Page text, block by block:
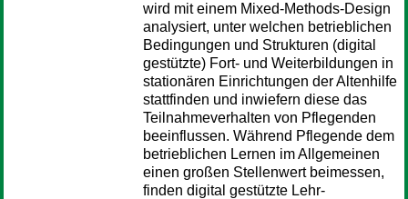
wird mit einem Mixed-Methods-Design
analysiert, unter welchen betrieblichen
Bedingungen und Strukturen (digital
gestützte) Fort- und Weiterbildungen in
stationären Einrichtungen der Altenhilfe
stattfinden und inwiefern diese das
Teilnahmeverhalten von Pflegenden
beeinflussen. Während Pflegende dem
betrieblichen Lernen im Allgemeinen
einen großen Stellenwert beimessen,
finden digital gestützte Lehr-